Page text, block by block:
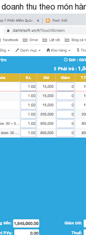
thu theo món